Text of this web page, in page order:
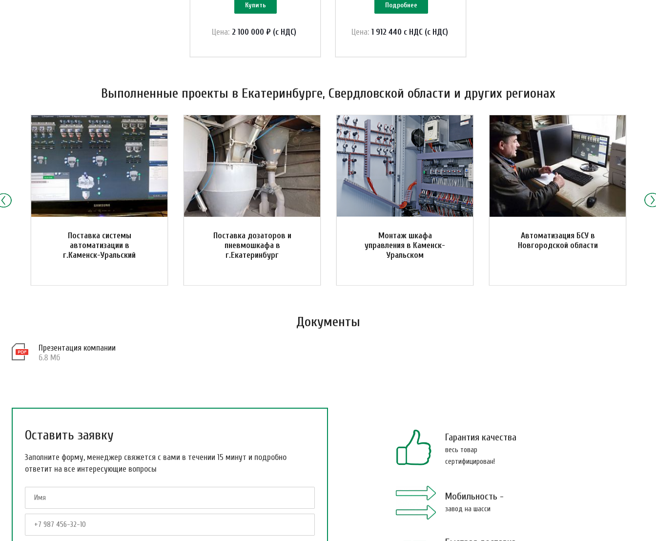
Купить
Цена: 2 100 000 ₽ (с НДС)
Подробнее
Цена: 1 912 440 с НДС (с НДС)
Выполненные проекты в Екатеринбурге, Свердловской области и других регионах
Поставка системы
автоматизации в
г.Каменск-Уральский
Поставка дозаторов и
пневмошкафа в
г.Екатеринбург
Монтаж шкафа
управления в Каменск-
Уральском
Автоматизация БСУ в
Новгородской области
Документы
Презентация компании
6.8 Мб
Оставить заявку
Заполните форму, менеджер свяжется с вами в течении 15 минут и подробно
ответит на все интересующие вопросы
Гарантия качества
весь товар
сертифицирован!
Мобильность -
завод на шасси